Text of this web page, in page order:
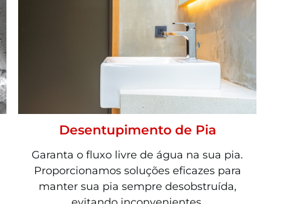
Desentupimento de Pia
Garanta o fluxo livre de água na sua pia.
Proporcionamos soluções eficazes para
manter sua pia sempre desobstruída,